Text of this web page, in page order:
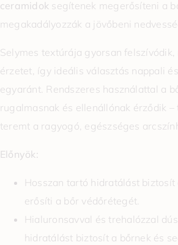
ceramidok segítenek megerősíteni a
megakadályozzák a jövőbeni
Selymes textúrája gyorsan
érzetet, így ideális választás nappali
egyaránt. Rendszeres használattal a
rugalmasnak és ellenállónak érződik
teremt a ragyogó, egészséges
Előnyök:
Hosszan tartó hidratálást biztosít
erősíti a bőr védőrétegét.
Hialuronsavval és trehalózzal
hidratálást biztosít a bőrnek és